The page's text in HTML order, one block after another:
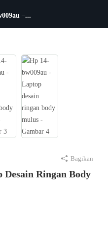
–...
Desain Ringan Body
Bagikan